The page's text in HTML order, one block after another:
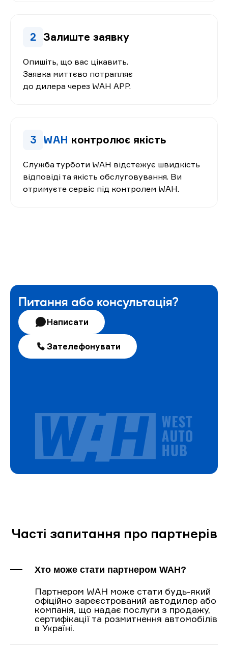
2 Залиште заявку
Опишіть, що вас цікавить.
Заявка миттєво потрапляє
до дилера через WAH APP.
3 WAH контролює якість
Служба турботи WAH відстежує швидкість
відповіді та якість обслуговування. Ви
отримуєте сервіс під контролем WAH.
Питання або консультація?
Написати
Зателефонувати
Часті запитання про партнерів
Хто може стати партнером WAH?
Партнером WAH може стати будь-який
офіційно зареєстрований автодилер або
компанія, що надає послуги з продажу,
сертифікації та розмитнення автомобілів
в Україні.